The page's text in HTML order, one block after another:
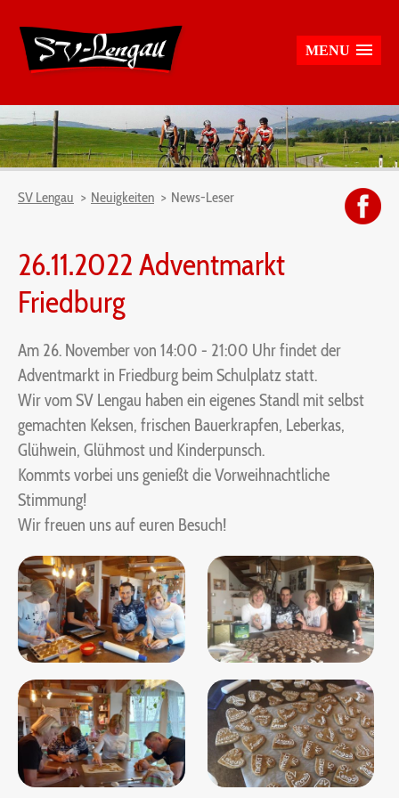
MENU
SV Lengau Neuigkeiten News-Leser
26.11.2022 Adventmarkt
Friedburg
Am 26. November von 14:00 - 21:00 Uhr findet der
Adventmarkt in Friedburg beim Schulplatz statt.
Wir vom SV Lengau haben ein eigenes Standl mit selbst
gemachten Keksen, frischen Bauerkrapfen, Leberkas,
Glühwein, Glühmost und Kinderpunsch.
Kommts vorbei uns genießt die Vorweihnachtliche
Stimmung!
Wir freuen uns auf euren Besuch!